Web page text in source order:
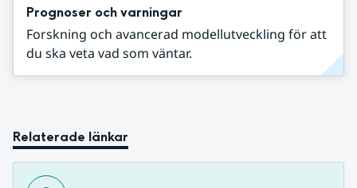
Prognoser och varningar
Forskning och avancerad modellutveckling för att
du ska veta vad som väntar.
Relaterade länkar